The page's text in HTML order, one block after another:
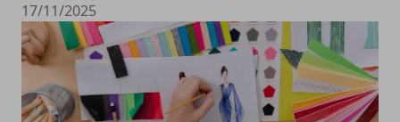
17/11/2025